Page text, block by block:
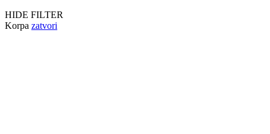
HIDE FILTER
Korpa zatvori